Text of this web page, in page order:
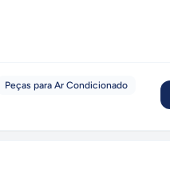
Peças para Ar Condicionado